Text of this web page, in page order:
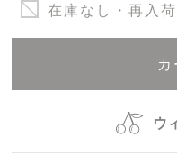
在庫なし・再入
カ
ウ